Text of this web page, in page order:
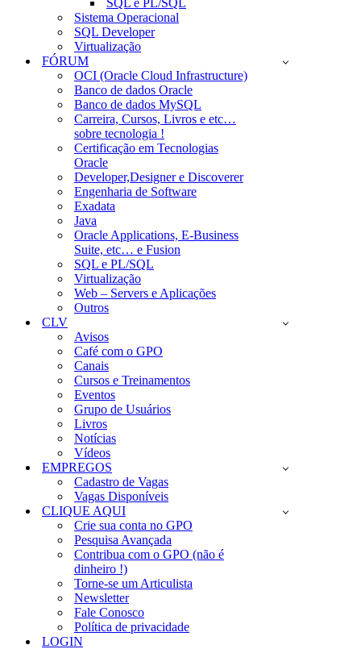
SQL e PL/SQL
Sistema Operacional
SQL Developer
Virtualização
FÓRUM
OCI (Oracle Cloud Infrastructure)
Banco de dados Oracle
Banco de dados MySQL
Carreira, Cursos, Livros e etc…
sobre tecnologia !
Certificação em Tecnologias
Oracle
Developer,Designer e Discoverer
Engenharia de Software
Exadata
Java
Oracle Applications, E-Business
Suite, etc… e Fusion
SQL e PL/SQL
Virtualização
Web – Servers e Aplicações
Outros
CLV
Avisos
Café com o GPO
Canais
Cursos e Treinamentos
Eventos
Grupo de Usuários
Livros
Notícias
Vídeos
EMPREGOS
Cadastro de Vagas
Vagas Disponíveis
CLIQUE AQUI
Crie sua conta no GPO
Pesquisa Avançada
Contribua com o GPO (não é
dinheiro !)
Torne-se um Articulista
Newsletter
Fale Conosco
Política de privacidade
LOGIN